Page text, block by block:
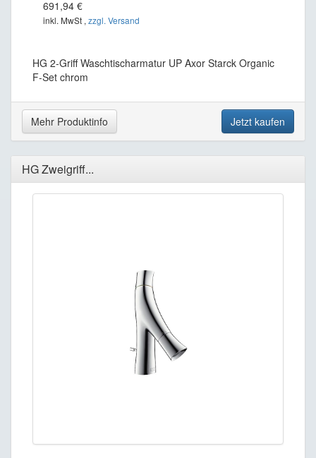
691,94 €
inkl. MwSt , zzgl. Versand
HG 2-Griff Waschtischarmatur UP Axor Starck Organic
F-Set chrom
Mehr Produktinfo Jetzt kaufen
HG Zweigriff...